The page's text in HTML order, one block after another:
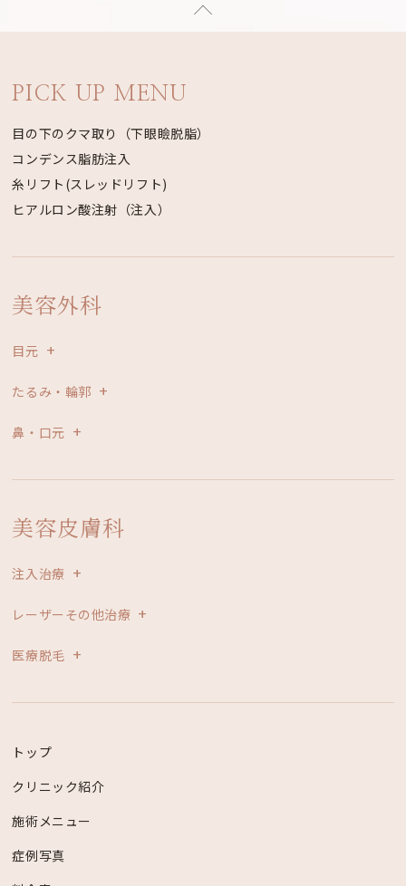
PICK UP MENU
目の下のクマ取り（下眼瞼脱脂）
コンデンス脂肪注入
糸リフト(スレッドリフト)
ヒアルロン酸注射（注入）
美容外科
目元
たるみ・輪郭
鼻・口元
美容皮膚科
注入治療
レーザーその他治療
医療脱毛
トップ
クリニック紹介
施術メニュー
症例写真